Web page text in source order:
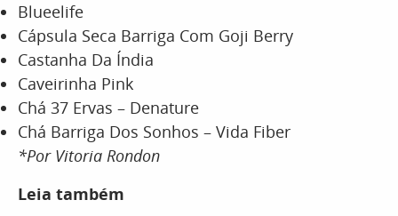
Blueelife
Cápsula Seca Barriga Com Goji Berry
Castanha Da Índia
Caveirinha Pink
Chá 37 Ervas – Denature
Chá Barriga Dos Sonhos – Vida Fiber
*Por Vitoria Rondon
Leia também